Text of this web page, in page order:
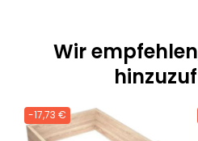
Wir
-17,73 €